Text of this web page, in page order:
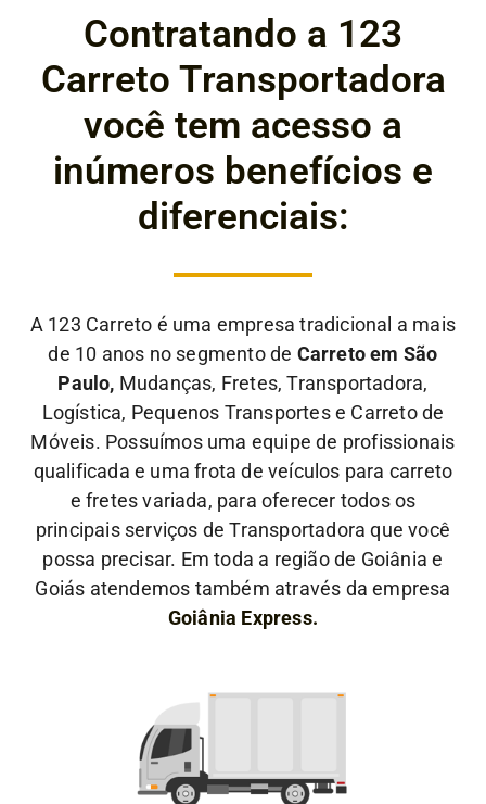
Contratando a 123
Carreto Transportadora
você tem acesso a
inúmeros benefícios e
diferenciais:
A 123 Carreto é uma empresa tradicional a mais
de 10 anos no segmento de Carreto em São
Paulo, Mudanças, Fretes, Transportadora,
Logística, Pequenos Transportes e Carreto de
Móveis. Possuímos uma equipe de profissionais
qualificada e uma frota de veículos para carreto
e fretes variada, para oferecer todos os
principais serviços de Transportadora que você
possa precisar. Em toda a região de Goiânia e
Goiás atendemos também através da empresa
Goiânia Express.